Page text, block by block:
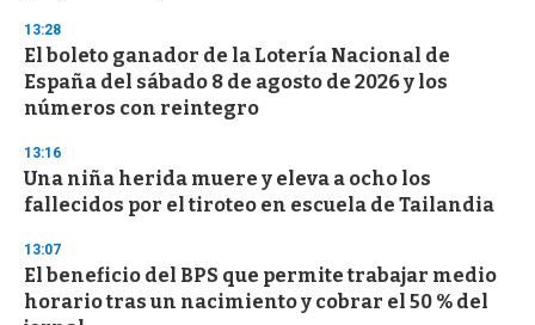
d
s
13:28
El boleto ganador de la Lotería Nacional de
España del sábado 8 de agosto de 2026 y los
números con reintegro
13:16
Una niña herida muere y eleva a ocho los
fallecidos por el tiroteo en escuela de Tailandia
13:07
El beneficio del BPS que permite trabajar medio
horario tras un nacimiento y cobrar el 50 % del